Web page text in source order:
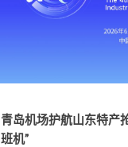
青岛机场护航山东特产
班机”